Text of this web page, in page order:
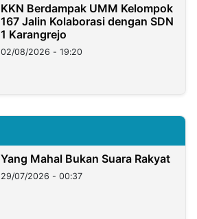
KKN Berdampak UMM Kelompok
167 Jalin Kolaborasi dengan SDN
1 Karangrejo
02/08/2026 - 19:20
Yang Mahal Bukan Suara Rakyat
29/07/2026 - 00:37